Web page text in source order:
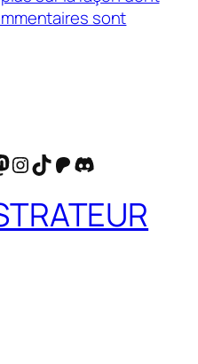
sont
Instagram
TikTok
Patreon
Discord